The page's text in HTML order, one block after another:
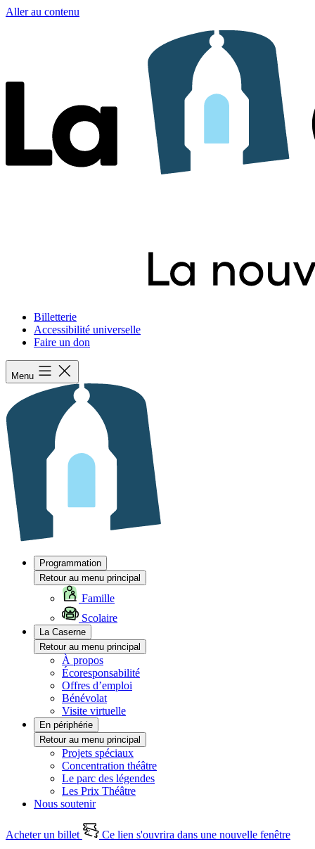
Aller au contenu
Billetterie
Accessibilité universelle
Faire un don
Menu
Programmation
Retour au menu principal
Famille
Scolaire
La Caserne
Retour au menu principal
À propos
Écoresponsabilité
Offres d’emploi
Bénévolat
Visite virtuelle
En périphérie
Retour au menu principal
Projets spéciaux
Concentration théâtre
Le parc des légendes
Les Prix Théâtre
Nous soutenir
Acheter un billet
Ce lien s'ouvrira dans une nouvelle fenêtre